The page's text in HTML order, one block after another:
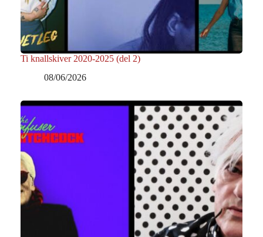
Ti knallskiver 2020-2025 (del 2)
08/06/2026